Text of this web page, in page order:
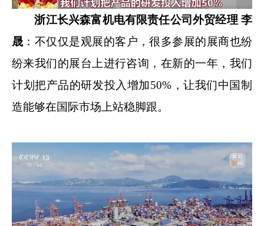
浙江长兴森富机电有限责任公司外贸经理 李
晟 ：不仅仅是观展的客户，很多参展的展商也纷
纷来我们的展台上进行咨询，在新的一年，我们
计划把产品的研发投入增加50%，让我们中国制
造能够在国际市场上站稳脚跟。